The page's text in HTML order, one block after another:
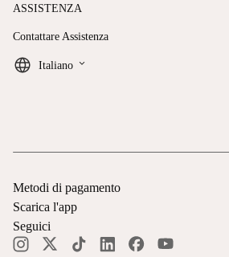
ASSISTENZA
Contattare Assistenza
Italiano keyboard_arrow_down
Metodi di pagamento
Scarica l'app
Seguici